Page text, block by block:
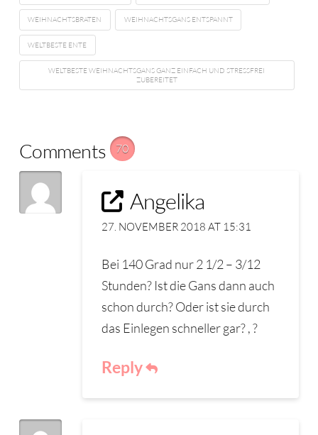
WEIHNACHTSBRATEN WEIHNACHTSGANS ENTSPANNT
WELTBESTE ENTE
WELTBESTE WEIHNACHTSGANS GANZ EINFACH UND STRESSFREI
ZUBEREITET
Comments 70
Angelika
27. NOVEMBER 2018 AT 15:31
Bei 140 Grad nur 2 1/2 – 3/12
Stunden? Ist die Gans dann auch
schon durch? Oder ist sie durch
das Einlegen schneller gar? , ?
Reply